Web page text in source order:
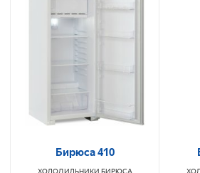
Бирюса 410
ХОЛОДИЛЬНИКИ БИРЮСА